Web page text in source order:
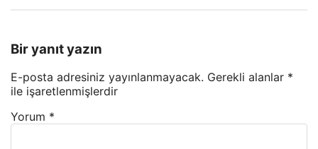
Bir yanıt yazın
E-posta adresiniz yayınlanmayacak. Gerekli alanlar *
ile işaretlenmişlerdir
Yorum *